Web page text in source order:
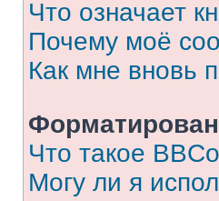
Что означает
Почему моё
Как мне вновь
Что такое
Могу ли я